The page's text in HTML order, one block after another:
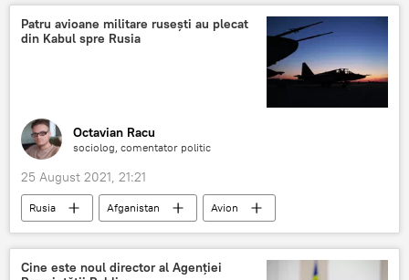
Patru avioane militare rusești au plecat
din Kabul spre Rusia
Octavian Racu
sociolog, comentator politic
25 August 2021, 21:21
Rusia Afganistan
Avion
Kabul
Cine este noul director al Agenției